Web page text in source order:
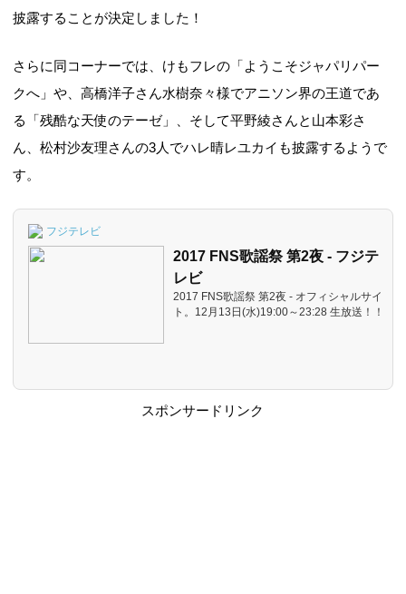
披露することが決定しました！
さらに同コーナーでは、けもフレの「ようこそジャパリパー
クへ」や、高橋洋子さん水樹奈々様でアニソン界の王道であ
る「残酷な天使のテーゼ」、そして平野綾さんと山本彩さ
ん、松村沙友理さんの3人でハレ晴レユカイも披露するようで
す。
フジテレビ
2017 FNS歌謡祭 第2夜 - フジテ
レビ
2017 FNS歌謡祭 第2夜 - オフィシャルサイ
ト。12月13日(水)19:00～23:28 生放送！！
スポンサードリンク